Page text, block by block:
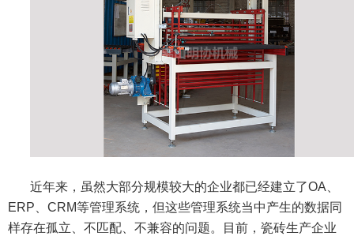
近年来，虽然大部分规模较大的企业都已经建立了OA、
ERP、CRM等管理系统，但这些管理系统当中产生的数据同
样存在孤立、不匹配、不兼容的问题。目前，瓷砖生产企业